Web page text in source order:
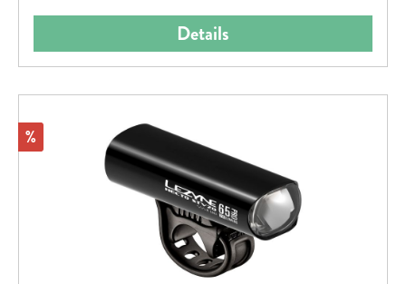
Details
Rabatt
%